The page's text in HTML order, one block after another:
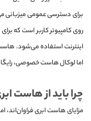
برای دسترسی عمومی میزبانی
روی کامپیوتر کاربر است که
اینترنت استفاده می‌شود.
اما لوکال هاست خصوصی،
چرا باید از هاست
مزایای هاست ابری فراوان‌اند،